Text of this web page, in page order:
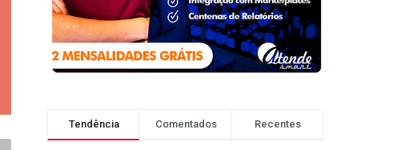
Tendência Comentados Recentes